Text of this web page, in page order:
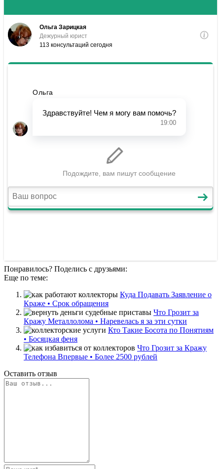
Понравилось? Поделись с друзьями:
Еще по теме:
Куда Подавать Заявление о
Краже • Срок обращения
Что Грозит за
Кражу Металлолома • Наревелась я за эти сутки
Кто Такие Босота по Понятиям
• Босяцкая феня
Что Грозит за Кражу
Телефона Впервые • Более 2500 рублей
Оставить отзыв